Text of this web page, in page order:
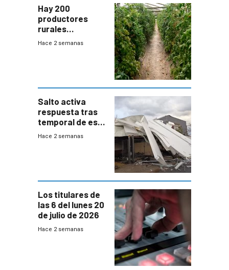
Hay 200
productores
rurales
afectados tras
Hace 2 semanas
Salto activa
respuesta tras
temporal de este
sábado con
Hace 2 semanas
Los titulares de
las 6 del lunes 20
de julio de 2026
Hace 2 semanas